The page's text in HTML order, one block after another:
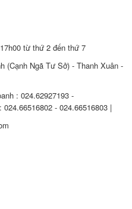
từ thứ 2 đến thứ 7
(Cạnh Ngã Tư Sở) - Thanh Xuân -
: 024.62927193 -
- 024.66516803 |